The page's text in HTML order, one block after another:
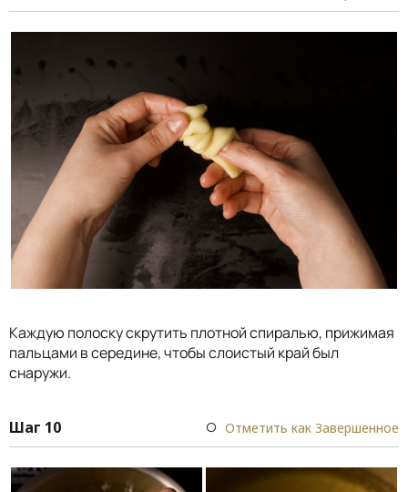
Каждую полоску скрутить плотной спиралью, прижимая
пальцами в середине, чтобы слоистый край был
снаружи.
Шаг 10 Отметить как Завершенное